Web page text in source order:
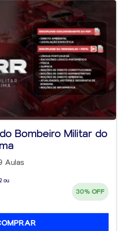
Bombeiro Militar do
Aulas
ou
30% OFF